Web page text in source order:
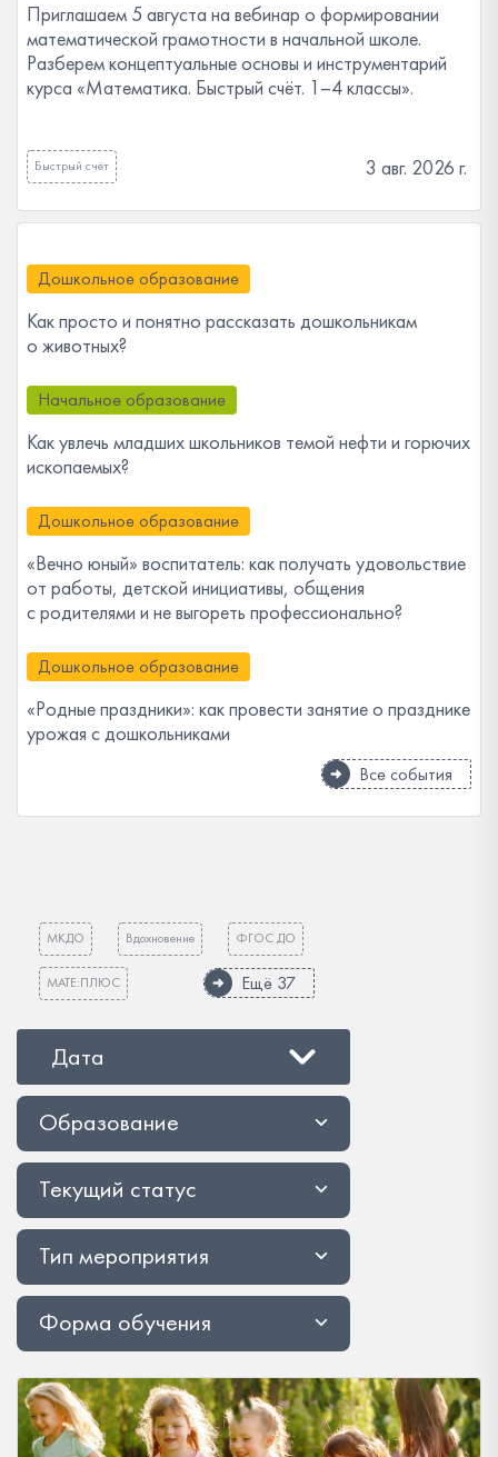
Приглашаем 5 августа на вебинар о формировании
математической грамотности в начальной школе.
Разберем концептуальные основы и инструментарий
курса «Математика. Быстрый счёт. 1–4 классы».
Быстрый счёт 3 авг. 2026 г.
Дошкольное образование
Как просто и понятно рассказать дошкольникам
о животных?
Начальное образование
Как увлечь младших школьников темой нефти и горючих
ископаемых?
Дошкольное образование
«Вечно юный» воспитатель: как получать удовольствие
от работы, детской инициативы, общения
с родителями и не выгореть профессионально?
Дошкольное образование
«Родные праздники»: как провести занятие о празднике
урожая с дошкольниками
Все события
МКДО Вдохновение ФГОС ДО
МАТЕ:ПЛЮС Ещё 37
Дата
Образование
Текущий статус
Тип мероприятия
Форма обучения